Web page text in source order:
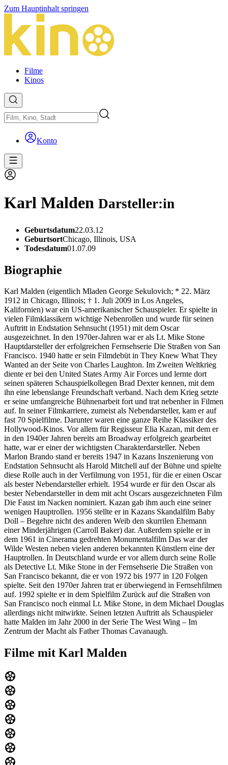
Zum Hauptinhalt springen
Filme
Kinos
Konto
Karl Malden Darsteller:in
Geburtsdatum22.03.12
GeburtsortChicago, Illinois, USA
Todesdatum01.07.09
Biographie
Karl Malden (eigentlich Mladen George Sekulovich; * 22. März
1912 in Chicago, Illinois; † 1. Juli 2009 in Los Angeles,
Kalifornien) war ein US-amerikanischer Schauspieler. Er spielte in
vielen Filmklassikern wichtige Nebenrollen und wurde für seinen
Auftritt in Endstation Sehnsucht (1951) mit dem Oscar
ausgezeichnet. In den 1970er-Jahren war er als Lt. Mike Stone
Hauptdarsteller der erfolgreichen Fernsehserie Die Straßen von San
Francisco. 1940 hatte er sein Filmdebüt in They Knew What They
Wanted an der Seite von Charles Laughton. Im Zweiten Weltkrieg
diente er bei den United States Army Air Forces und lernte dort
seinen späteren Schauspielkollegen Brad Dexter kennen, mit dem
ihn eine lebenslange Freundschaft verband. Nach dem Krieg setzte
er seine umfangreiche Bühnenarbeit fort und trat nebenher in Filmen
auf. In seiner Filmkarriere, zumeist als Nebendarsteller, kam er auf
fast 70 Spielfilme. Darunter waren eine ganze Reihe Klassiker des
Hollywood-Kinos. Vor allem für Regisseur Elia Kazan, mit dem er
in den 1940er Jahren bereits am Broadway erfolgreich gearbeitet
hatte, war er einer der wichtigsten Charakterdarsteller. Neben
Marlon Brando stand er bereits 1947 in Kazans Inszenierung von
Endstation Sehnsucht als Harold Mitchell auf der Bühne und spielte
diese Rolle auch in der Verfilmung von 1951, für die er einen Oscar
als bester Nebendarsteller erhielt. 1954 wurde er für den Oscar als
bester Nebendarsteller in dem mit acht Oscars ausgezeichneten Film
Die Faust im Nacken nominiert. Kazan gab ihm auch eine seiner
wenigen Hauptrollen. 1956 stellte er in Kazans Skandalfilm Baby
Doll – Begehre nicht des anderen Weib den skurrilen Ehemann
einer Minderjährigen (Carroll Baker) dar. Außerdem spielte er in
dem 1961 in Cinerama gedrehten Monumentalfilm Das war der
Wilde Westen neben vielen anderen bekannten Künstlern eine der
Hauptrollen. In Deutschland wurde er vor allem durch seine Rolle
als Detective Lt. Mike Stone in der Fernsehserie Die Straßen von
San Francisco bekannt, die er von 1972 bis 1977 in 120 Folgen
spielte. Seit den 1970er Jahren trat er überwiegend in Fernsehfilmen
auf. 1992 spielte er in dem Spielfilm Zurück auf die Straßen von
San Francisco noch einmal Lt. Mike Stone, in dem Michael Douglas
allerdings nicht mitwirkte. Seinen letzten Auftritt als Schauspieler
hatte Malden im Jahr 2000 in der Serie The West Wing – Im
Zentrum der Macht als Father Thomas Cavanaugh.
Filme mit Karl Malden